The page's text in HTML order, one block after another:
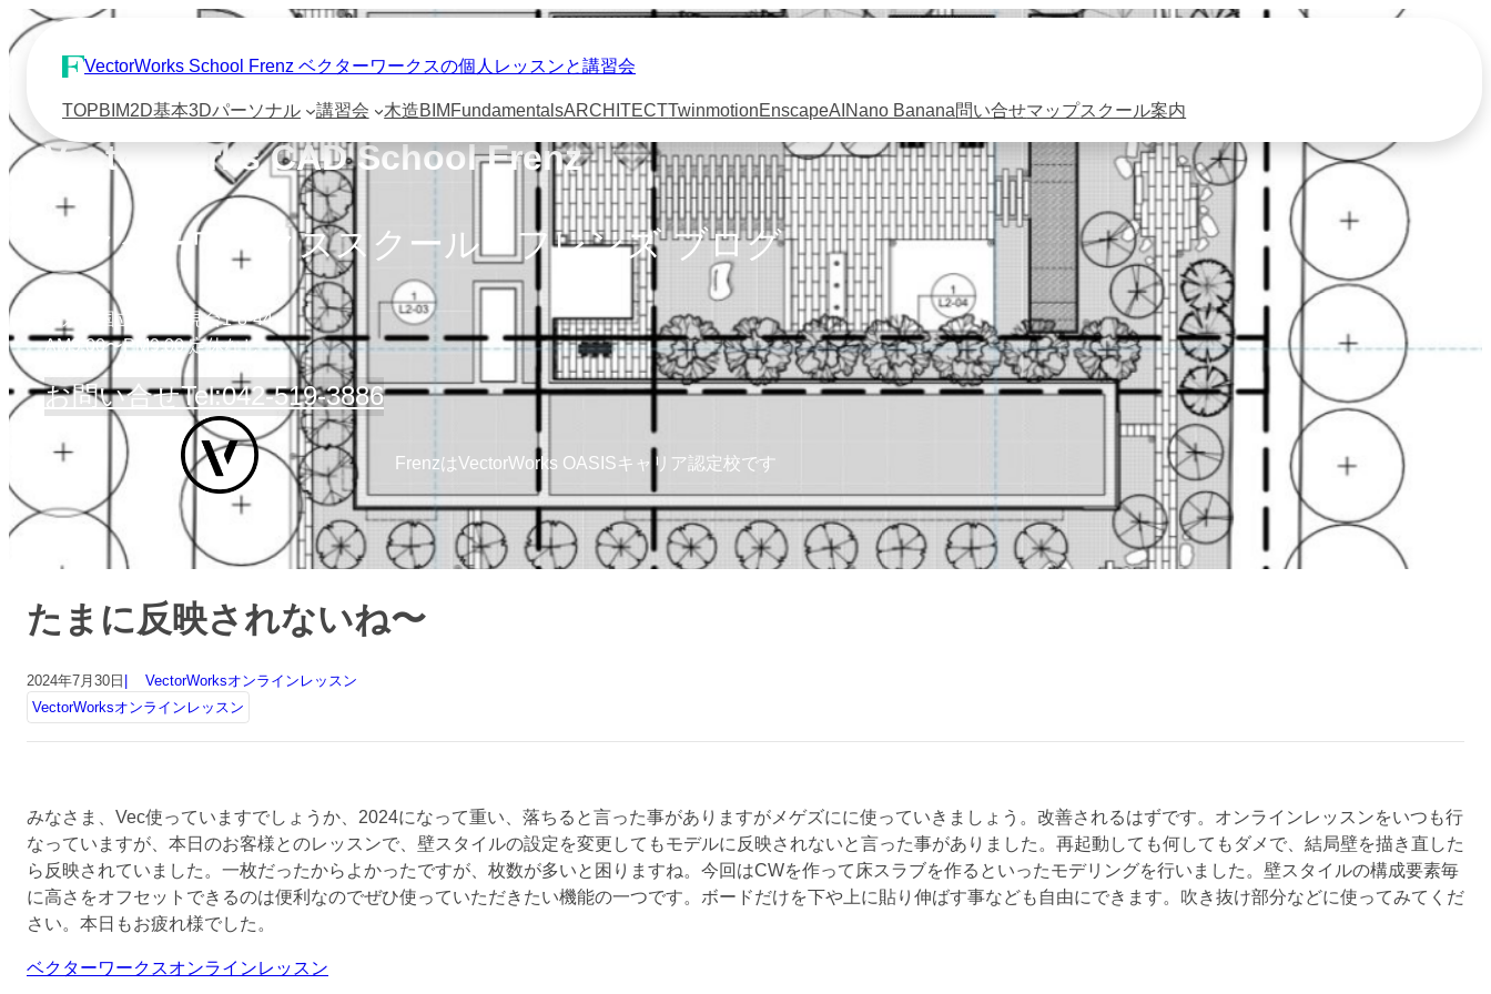
VectorWorks School Frenz ベクターワークスの個人レッスンと講習会
TOPBIM2D基本3Dパーソナル 講習会 木造BIM FundamentalsARCHITECTTwinmotionEnscapeAI Nano Banana問い合せマップスクール案内
VectorWorks CAD School Frenz
ベクターワークススクール フレンズ ブログ
東京都国立市富士見台1-8-44
AM9:00〜PM9:00 定休なし
お問い合せTel:042-519-3886
FrenzはVectorWorks OASISキャリア認定校です
たまに反映されないね〜
2024年7月30日
VectorWorksオンラインレッスン
VectorWorksオンラインレッスン
みなさま、Vec使っていますでしょうか、2024になって重い、落ちると言った事がありますがメゲズにに使っていきましょう。改善されるはずです。オンラインレッスンをいつも行
なっていますが、本日のお客様とのレッスンで、壁スタイルの設定を変更してもモデルに反映されないと言った事がありました。再起動しても何してもダメで、結局壁を描き直した
ら反映されていました。一枚だったからよかったですが、枚数が多いと困りますね。今回はCWを作って床スラブを作るといったモデリングを行いました。壁スタイルの構成要素毎
に高さをオフセットできるのは便利なのでぜひ使っていただきたい機能の一つです。ボードだけを下や上に貼り伸ばす事なども自由にできます。吹き抜け部分などに使ってみてくだ
さい。本日もお疲れ様でした。
ベクターワークスオンラインレッスン